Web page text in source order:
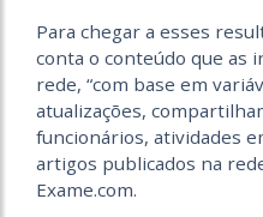
Para chegar a esses
conta o conteúdo que as
rede, “com base em
atualizações,
funcionários, atividades
artigos publicados na
Exame.com.